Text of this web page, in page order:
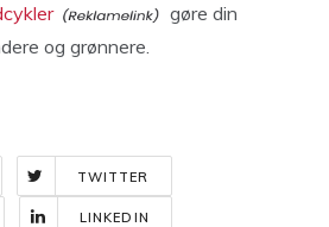
gøre din
og grønnere.
TWITTER
LINKEDIN